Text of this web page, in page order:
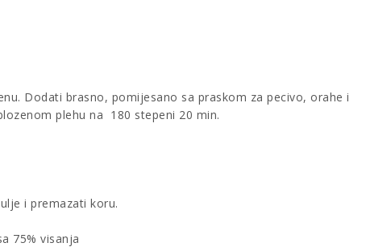
Dodati brasno, pomijesano sa praskom za pecivo, orahe i
plehu na 180 stepeni 20 min.
i premazati koru.
75% visanja